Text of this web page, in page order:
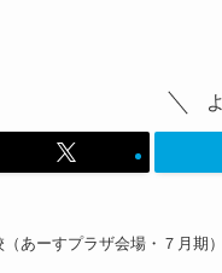
あーすプラザ会場・７月期）